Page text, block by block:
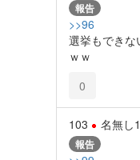
報告
>>96
選挙もできな
ｗｗ
0
103 名無し
報告